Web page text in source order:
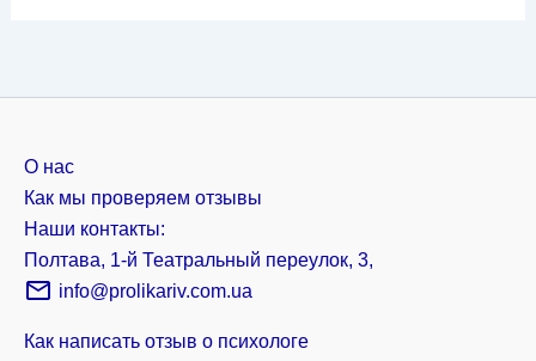
О нас
Как мы проверяем отзывы
Наши контакты:
Полтава, 1-й Театральный переулок, 3,
info@prolikariv.com.ua
Как написать отзыв о психологе